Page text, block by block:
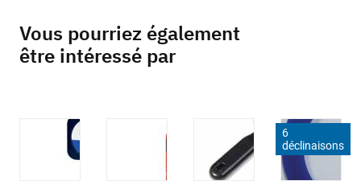
Vous pourriez également
être intéressé par
6
déclinaisons